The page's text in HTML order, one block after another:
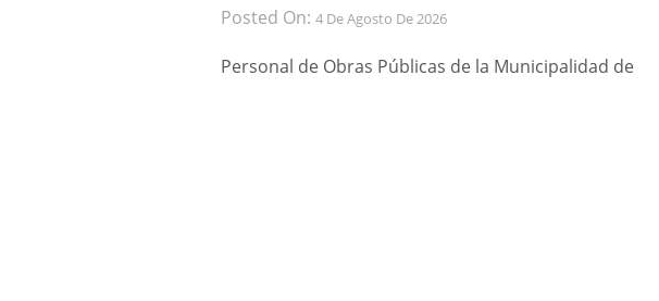
Posted On: 4 De Agosto De 2026
Personal de Obras Públicas de la Municipalidad de